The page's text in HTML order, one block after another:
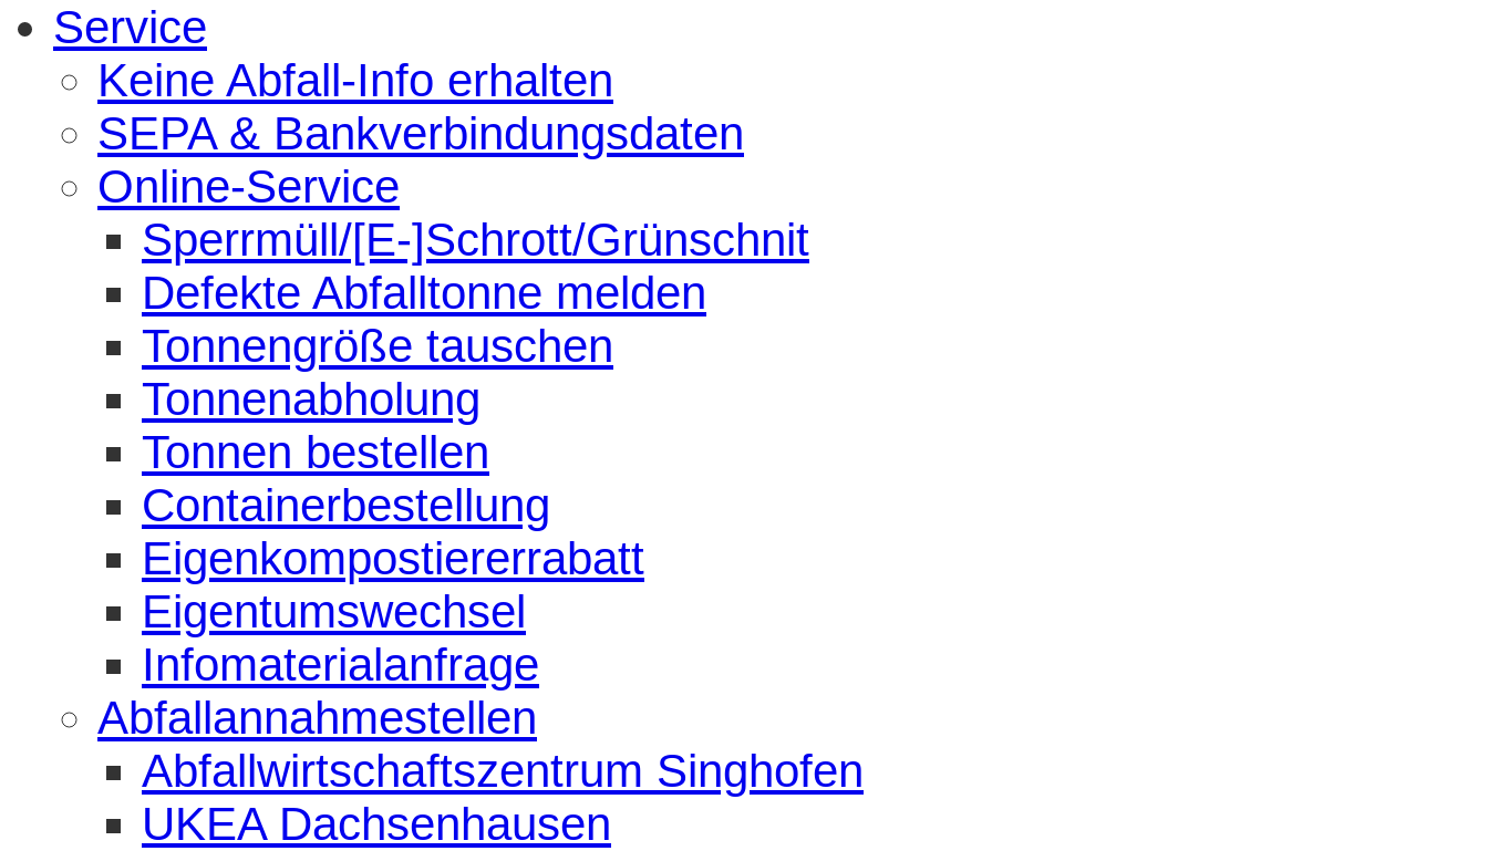
Service
Keine Abfall-Info erhalten
SEPA & Bankverbindungsdaten
Online-Service
Sperrmüll/[E-]Schrott/Grünschnit
Defekte Abfalltonne melden
Tonnengröße tauschen
Tonnenabholung
Tonnen bestellen
Containerbestellung
Eigenkompostiererrabatt
Eigentumswechsel
Infomaterialanfrage
Abfallannahmestellen
Abfallwirtschaftszentrum Singhofen
UKEA Dachsenhausen